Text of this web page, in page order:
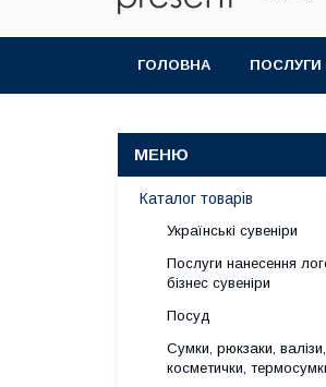
ГОЛОВНА ПОСЛУГИ
Каталог товарів
Українські сувеніри
Послуги нанесення
бізнес сувеніри
Посуд
Сумки, рюкзаки, валізи,
косметички,